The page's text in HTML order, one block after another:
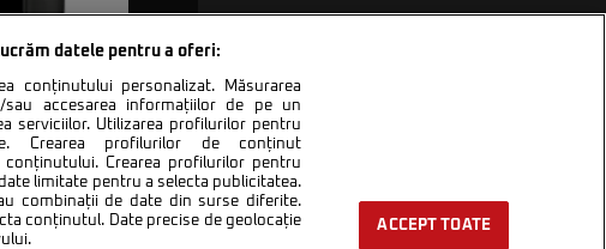
datele pentru a oferi:
conținutului personalizat. Măsurarea
sau accesarea informațiilor de pe un
serviciilor. Utilizarea profilurilor pentru
Crearea profilurilor de conținut
conținutului. Crearea profilurilor pentru
limitate pentru a selecta publicitatea.
combinații de date din surse diferite.
conținutul. Date precise de geolocație
ACCEPT TOATE